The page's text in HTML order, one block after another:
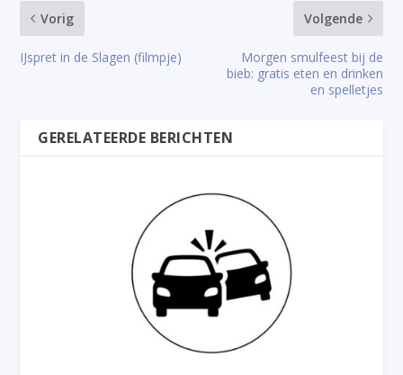
Vorig
IJspret in de Slagen (filmpje)
Volgende
Morgen smulfeest bij de
bieb: gratis eten en drinken
en spelletjes
GERELATEERDE BERICHTEN